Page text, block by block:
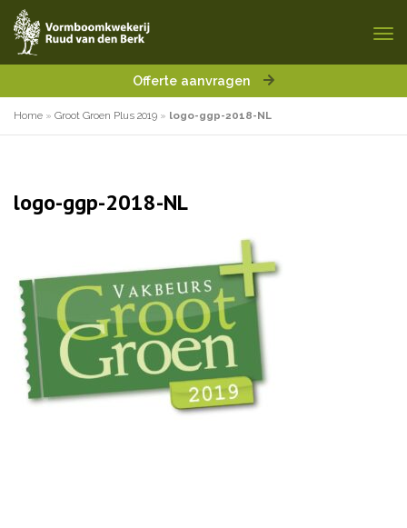
Offerte aanvragen
Home » Groot Groen Plus 2019 » logo-ggp-2018-NL
logo-ggp-2018-NL